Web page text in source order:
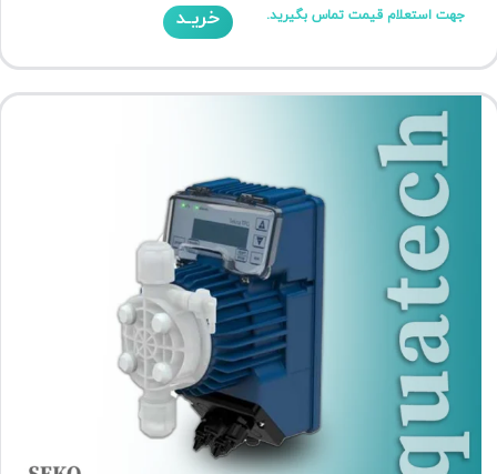
جهت استعلام قیمت تماس بگیرید. خریـد